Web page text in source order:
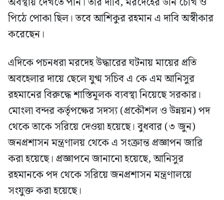
পিঠে পোকা ছিল। তবে আশিকুর রহমান এ দাবি অস্বীকার
করেছেন।
এদিকে পচনধরা মরদেহ উদ্ধারের ঘটনায় মায়ের প্রতি
অবহেলার দায়ে ছেলে যুগ্ম সচিব এ কে এম আনিসুর
রহমানের বিরুদ্ধে শাস্তিমূলক ব্যবস্থা নিয়েছে সরকার।
মোংলা বন্দর কর্তৃপক্ষের সদস্য (প্রকৌশল ও উন্নয়ন) পদ
থেকে তাকে সরিয়ে দেওয়া হয়েছে। বুধবার (৩ জুন)
জনপ্রশাসন মন্ত্রণালয় থেকে এ সংক্রান্ত প্রজ্ঞাপন জারি
করা হয়েছে। প্রজ্ঞাপনে জানানো হয়েছে, আনিসুর
রহমানকে পদ থেকে সরিয়ে জনপ্রশাসন মন্ত্রণালয়ে
সংযুক্ত করা হয়েছে।